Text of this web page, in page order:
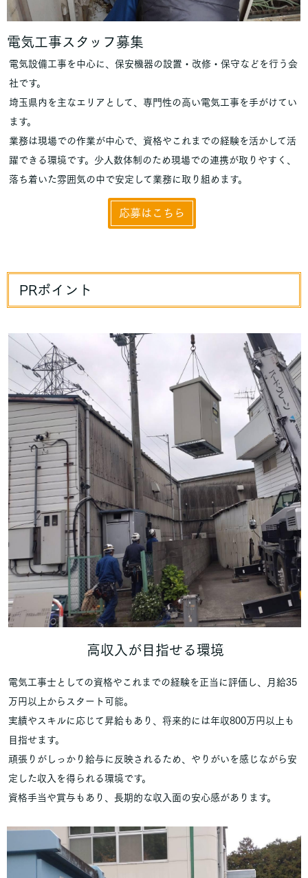
電気工事スタッフ募集
電気設備工事を中心に、保安機器の設置・改修・保守などを行う会
社です。
埼玉県内を主なエリアとして、専門性の高い電気工事を手がけてい
ます。
業務は現場での作業が中心で、資格やこれまでの経験を活かして活
躍できる環境です。少人数体制のため現場での連携が取りやすく、
落ち着いた雰囲気の中で安定して業務に取り組めます。
応募はこちら
PRポイント
高収入が目指せる環境
電気工事士としての資格やこれまでの経験を正当に評価し、月給35
万円以上からスタート可能。
実績やスキルに応じて昇給もあり、将来的には年収800万円以上も
目指せます。
頑張りがしっかり給与に反映されるため、やりがいを感じながら安
定した収入を得られる環境です。
資格手当や賞与もあり、長期的な収入面の安心感があります。